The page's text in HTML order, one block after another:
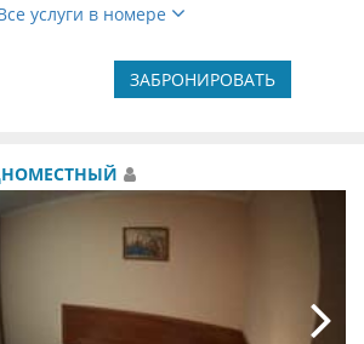
услуги в номере
ЗАБРОНИРОВАТЬ